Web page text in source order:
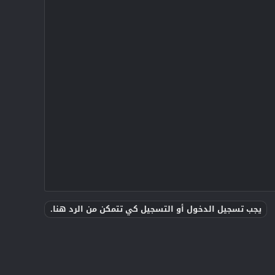
يجب تسجيل الدخول أو التسجيل كي تتمكن من الرد هنا.